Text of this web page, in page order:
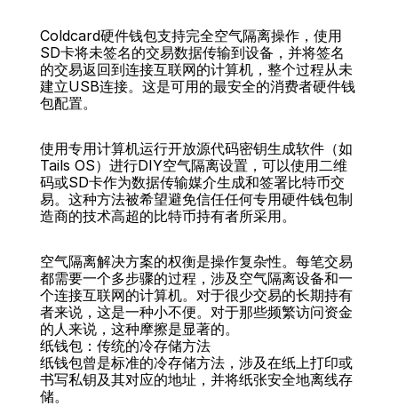
Coldcard硬件钱包支持完全空气隔离操作，使用
SD卡将未签名的交易数据传输到设备，并将签名
的交易返回到连接互联网的计算机，整个过程从未
建立USB连接。这是可用的最安全的消费者硬件钱
包配置。
使用专用计算机运行开放源代码密钥生成软件（如
Tails OS）进行DIY空气隔离设置，可以使用二维
码或SD卡作为数据传输媒介生成和签署比特币交
易。这种方法被希望避免信任任何专用硬件钱包制
造商的技术高超的比特币持有者所采用。
空气隔离解决方案的权衡是操作复杂性。每笔交易
都需要一个多步骤的过程，涉及空气隔离设备和一
个连接互联网的计算机。对于很少交易的长期持有
者来说，这是一种小不便。对于那些频繁访问资金
的人来说，这种摩擦是显著的。
纸钱包：传统的冷存储方法
纸钱包曾是标准的冷存储方法，涉及在纸上打印或
书写私钥及其对应的地址，并将纸张安全地离线存
储。